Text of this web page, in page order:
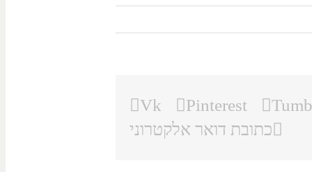
Pinterest
Vk
כתובת דואר אלקטרוני